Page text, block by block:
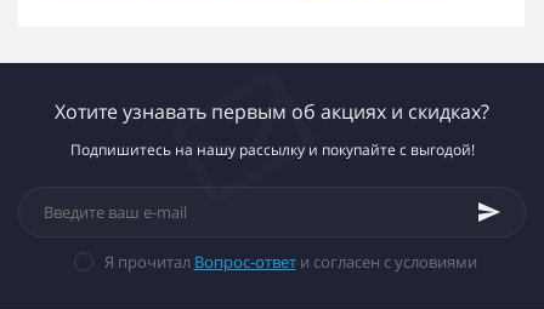
Хотите узнавать первым об акциях и скидках?
Подпишитесь на нашу рассылку и покупайте с выгодой!
Я прочитал Вопрос-ответи согласен с условиями